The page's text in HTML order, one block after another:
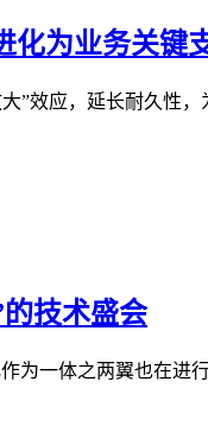
化为业务关键
”效应，延长耐久性
技术盛会
为一体之两翼也在进